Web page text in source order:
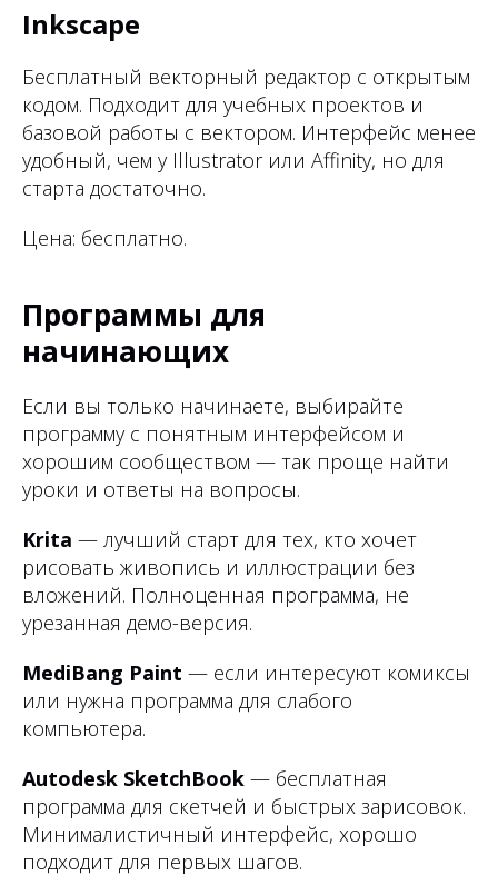
Inkscape
Бесплатный векторный редактор с открытым
кодом. Подходит для учебных проектов и
базовой работы с вектором. Интерфейс менее
удобный, чем у Illustrator или Affinity, но для
старта достаточно.
Цена: бесплатно.
Программы для
начинающих
Если вы только начинаете, выбирайте
программу с понятным интерфейсом и
хорошим сообществом — так проще найти
уроки и ответы на вопросы.
Krita — лучший старт для тех, кто хочет
рисовать живопись и иллюстрации без
вложений. Полноценная программа, не
урезанная демо-версия.
MediBang Paint — если интересуют комиксы
или нужна программа для слабого
компьютера.
Autodesk SketchBook — бесплатная
программа для скетчей и быстрых зарисовок.
Минималистичный интерфейс, хорошо
подходит для первых шагов.